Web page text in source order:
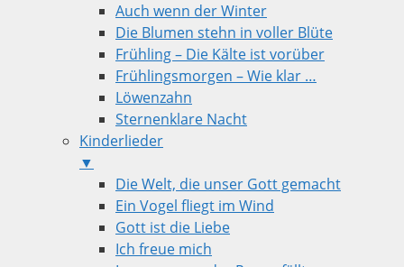
Auch wenn der Winter
Die Blumen stehn in voller Blüte
Frühling – Die Kälte ist vorüber
Frühlingsmorgen – Wie klar …
Löwenzahn
Sternenklare Nacht
Kinderlieder
▼
Die Welt, die unser Gott gemacht
Ein Vogel fliegt im Wind
Gott ist die Liebe
Ich freue mich